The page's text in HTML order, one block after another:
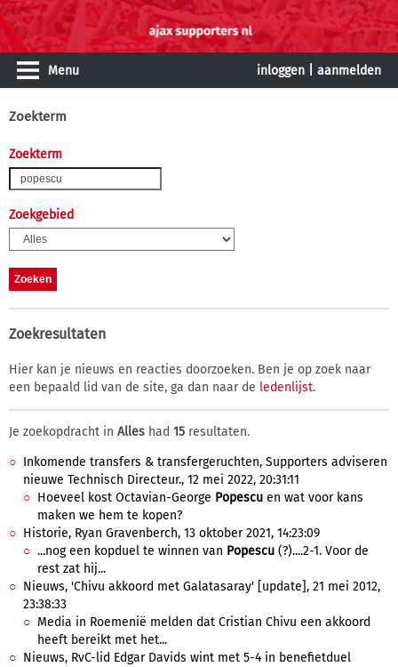
Menu inloggen aanmelden
Zoekterm
Zoekterm
Zoekgebied
Zoekresultaten
Hier kan je nieuws en reacties doorzoeken. Ben je op zoek naar
een bepaald lid van de site, ga dan naar de ledenlijst.
Je zoekopdracht in Alles had 15 resultaten.
Inkomende transfers & transfergeruchten, Supporters adviseren
nieuwe Technisch Directeur., 12 mei 2022, 20:31:11
Hoeveel kost Octavian-George Popescu en wat voor kans
maken we hem te kopen?
Historie, Ryan Gravenberch, 13 oktober 2021, 14:23:09
...nog een kopduel te winnen van Popescu (?)....2-1. Voor de
rest zat hij...
Nieuws, 'Chivu akkoord met Galatasaray' [update], 21 mei 2012,
23:38:33
Media in Roemenië melden dat Cristian Chivu een akkoord
heeft bereikt met het...
Nieuws, RvC-lid Edgar Davids wint met 5-4 in benefietduel